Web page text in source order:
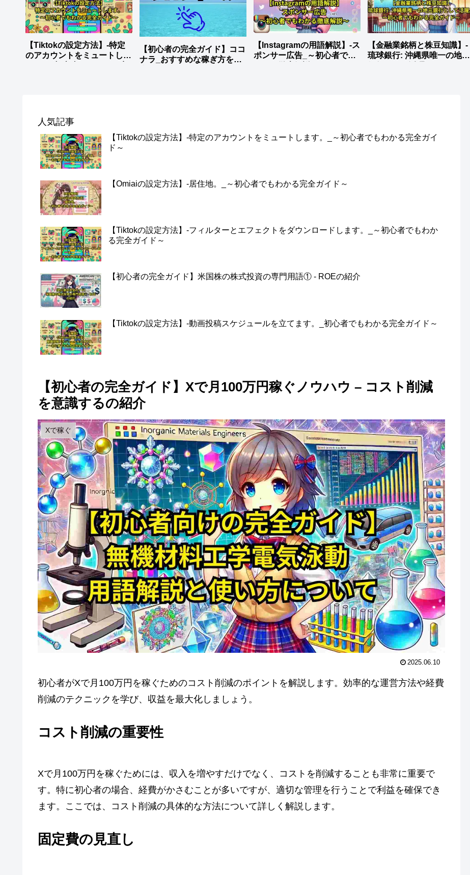
【Tiktokの設定方法】-特定
のアカウントをミュートしま
【初心者の完全ガイド】ココ
ナラ_おすすめな稼ぎ方を徹
【Instagramの用語解説】-ス
ポンサー広告_～初心者でも
【金融業銘柄と株豆知識】-
琉球銀行: 沖縄県唯一の地元
人気記事
【Tiktokの設定方法】-特定のアカウントをミュートします。_～初心者でもわかる完全ガイ
ド～
【Omiaiの設定方法】-居住地。_～初心者でもわかる完全ガイド～
【Tiktokの設定方法】-フィルターとエフェクトをダウンロードします。_～初心者でもわか
る完全ガイド～
【初心者の完全ガイド】米国株の株式投資の専門用語① - ROEの紹介
【Tiktokの設定方法】-動画投稿スケジュールを立てます。_初心者でもわかる完全ガイド～
【初心者の完全ガイド】Xで月100万円稼ぐノウハウ – コスト削減
を意識するの紹介
Xで稼ぐ
2025.06.10
初心者がXで月100万円を稼ぐためのコスト削減のポイントを解説します。効率的な運営方法や経費
削減のテクニックを学び、収益を最大化しましょう。
コスト削減の重要性
Xで月100万円を稼ぐためには、収入を増やすだけでなく、コストを削減することも非常に重要で
す。特に初心者の場合、経費がかさむことが多いですが、適切な管理を行うことで利益を確保でき
ます。ここでは、コスト削減の具体的な方法について詳しく解説します。
固定費の見直し